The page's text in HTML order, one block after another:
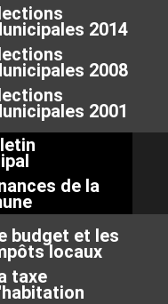
2014
2008
2001
de la
budget et les
locaux
taxe